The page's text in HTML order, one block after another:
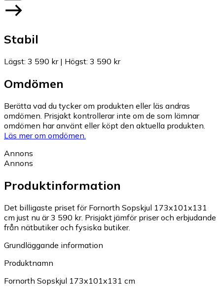
Stabil
Lägst: 3 590 kr| Högst: 3 590 kr
Omdömen
Berätta vad du tycker om produkten eller läs andras
omdömen. Prisjakt kontrollerar inte om de som lämnar
omdömen har använt eller köpt den aktuella produkten.
Läs mer om omdömen.
Annons
Annons
Produktinformation
Det billigaste priset för Fornorth Sopskjul 173x101x131
cm just nu är 3 590 kr. Prisjakt jämför priser och erbjudande
från nätbutiker och fysiska butiker.
Grundläggande information
Produktnamn
Fornorth Sopskjul 173x101x131 cm